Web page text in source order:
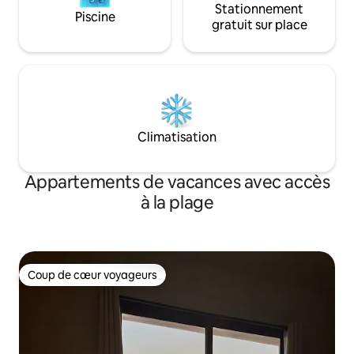
Piscine
Stationnement
gratuit sur place
Climatisation
Appartements de vacances avec accès
à la plage
Coup de cœur voyageurs
Coup de cœur voyageurs